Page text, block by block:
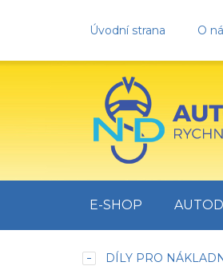
Úvodní strana O
E-SHOP
DÍLY PRO